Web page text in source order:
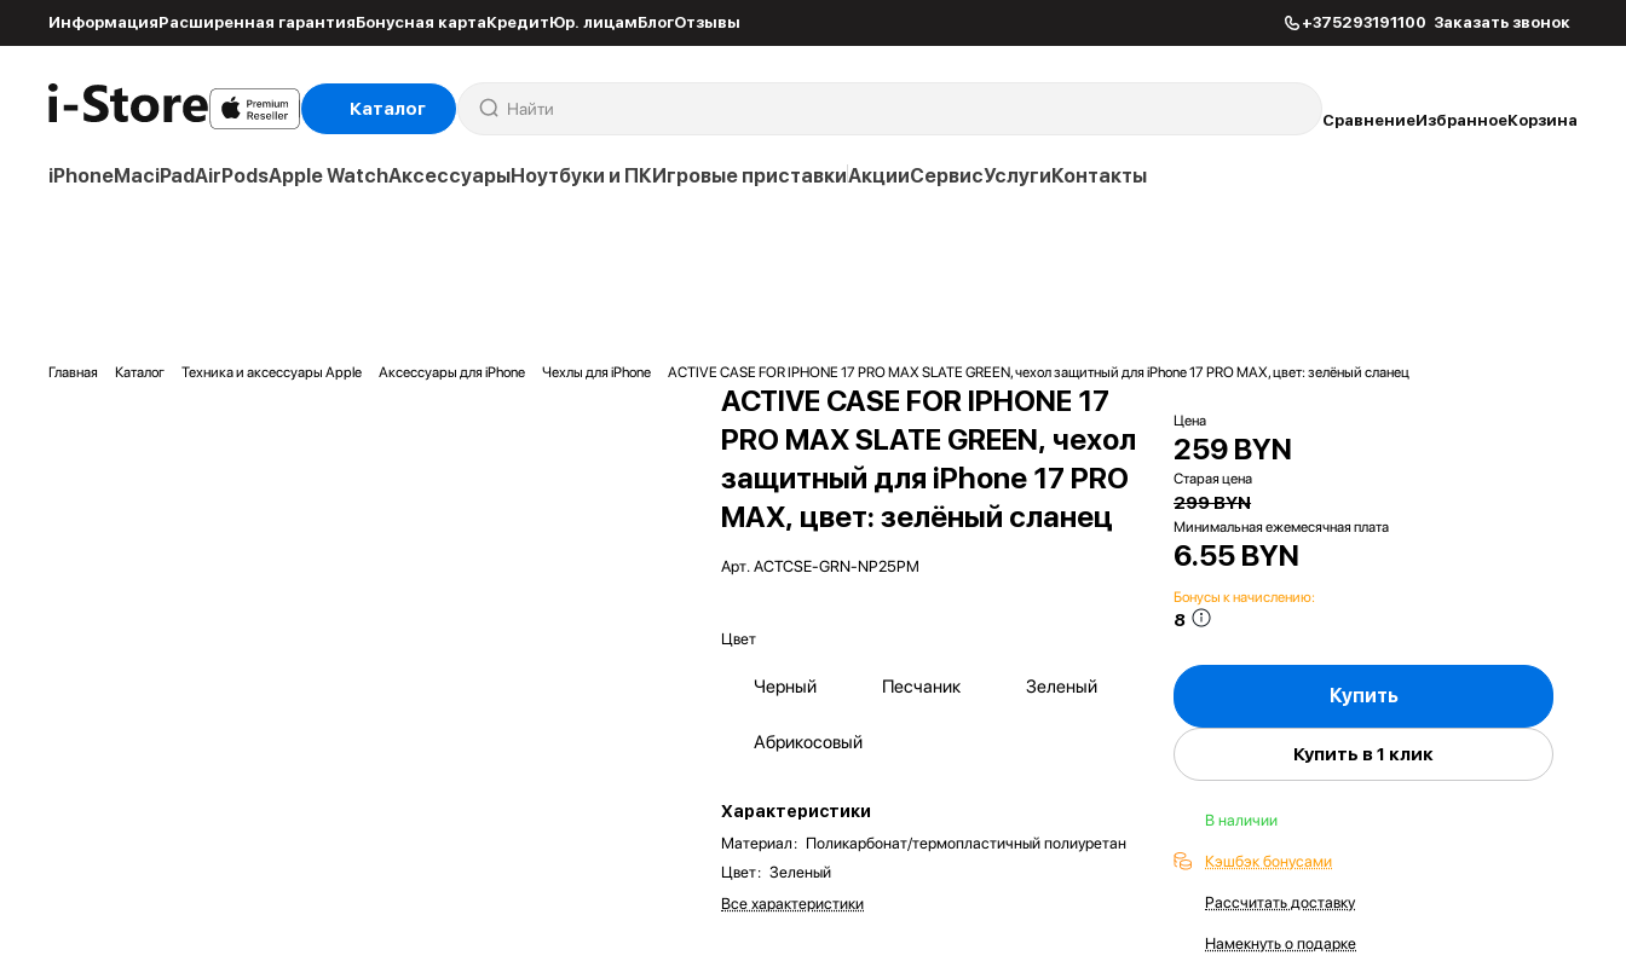
ИнформацияРасширенная гарантияБонусная картаКредитЮр. лицамБлогОтзывы +375293191100 Заказать звонок
Каталог
СравнениеИзбранноеКорзина
iPhoneMaciPadAirPodsApple WatchАксессуарыНоутбуки и ПКИгровые приставкиАкцииСервисУслугиКонтакты
Главная Каталог Техника и аксессуары Apple Аксессуары для iPhone Чехлы для iPhone ACTIVE CASE FOR IPHONE 17 PRO MAX SLATE GREEN, чехол защитный для iPhone 17 PRO MAX, цвет: зелёный сланец
ACTIVE CASE FOR IPHONE 17
PRO MAX SLATE GREEN, чехол
защитный для iPhone 17 PRO
MAX, цвет: зелёный сланец
Арт.ACTCSE-GRN-NP25PM
Цвет
Черный Песчаник Зеленый
Абрикосовый
Характеристики
Материал : Поликарбонат/термопластичный полиуретан
Цвет: Зеленый
Все характеристики
Цена
259 BYN
Старая цена
299 BYN
Минимальная ежемесячная плата
6.55 BYN
Бонусы к начислению:
8
Купить
Купить в 1 клик
В наличии
Кэшбэк бонусами
Рассчитать доставку
Намекнуть о подарке